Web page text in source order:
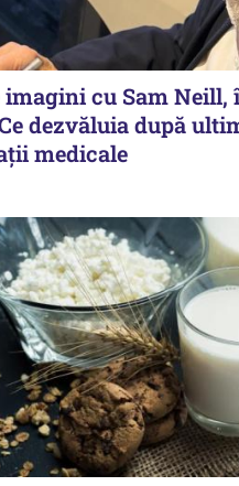
cu Sam Neill,
dezvăluia după
medicale